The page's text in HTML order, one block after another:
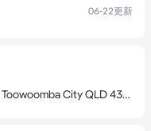
06-22更新
City QLD 4350